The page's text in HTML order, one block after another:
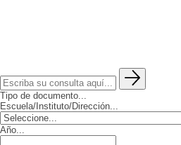
Tipo de documento...
Escuela/Instituto/Dirección...
Año...